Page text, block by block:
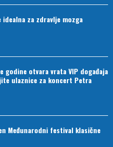
idealna za zdravlje mozga
godine otvara vrata VIP događaja
ulaznice za koncert Petra
Međunarodni festival klasične